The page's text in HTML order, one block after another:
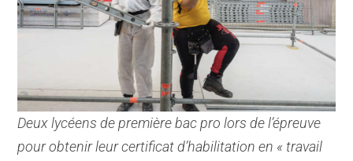
Deux lycéens de première bac pro lors de l’épreuve
pour obtenir leur certificat d’habilitation en « travail